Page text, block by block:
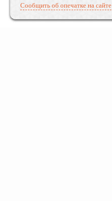
Сообщить об опечатке на сайте